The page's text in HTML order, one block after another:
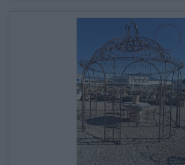
MODERNARIATO
STILI ED ESPOSIZIONE
STRUMENTI MUSICALI
VEICOLI D’EPOCA